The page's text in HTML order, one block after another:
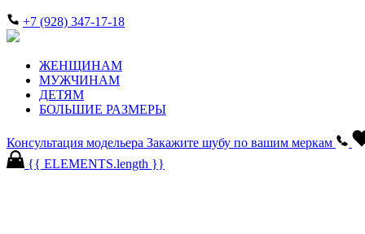
+7 (928) 347-17-18
ЖЕНЩИНАМ
МУЖЧИНАМ
ДЕТЯМ
БОЛЬШИЕ РАЗМЕРЫ
Консультация модельера Закажите шубу по вашим меркам
{{ ELEMENTS.length }}